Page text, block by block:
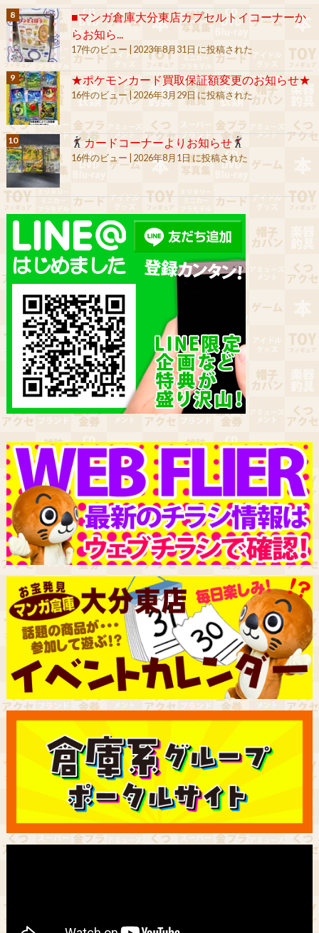
■マンガ倉庫大分東店カプセルトイコーナーか
らお知ら...
17件のビュー 2023年8月31日 に投稿された
★ポケモンカード買取保証額変更のお知らせ★
16件のビュー|2026年3月29日 に投稿された
カードコーナーよりお知らせ
16件のビュー 2026年8月1日 に投稿された